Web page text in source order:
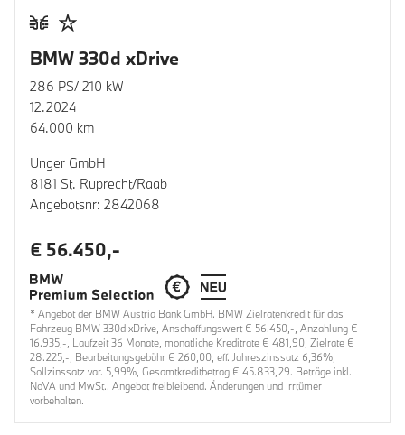
BMW 330d xDrive
286 PS/ 210 kW
12.2024
64.000 km
Unger GmbH
8181 St. Ruprecht/Raab
Angebotsnr: 2842068
€ 56.450,-
* Angebot der BMW Austria Bank GmbH. BMW Zielratenkredit für das
Fahrzeug BMW 330d xDrive, Anschaffungswert € 56.450,-, Anzahlung €
16.935,-, Laufzeit 36 Monate, monatliche Kreditrate € 481,90, Zielrate €
28.225,-, Bearbeitungsgebühr € 260,00, eff. Jahreszinssatz 6,36%,
Sollzinssatz var. 5,99%, Gesamtkreditbetrag € 45.833,29. Beträge inkl.
NoVA und MwSt.. Angebot freibleibend. Änderungen und Irrtümer
vorbehalten.